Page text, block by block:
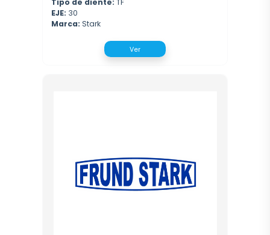
Tipo de diente: TF
EJE: 30
Marca: Stark
Ver